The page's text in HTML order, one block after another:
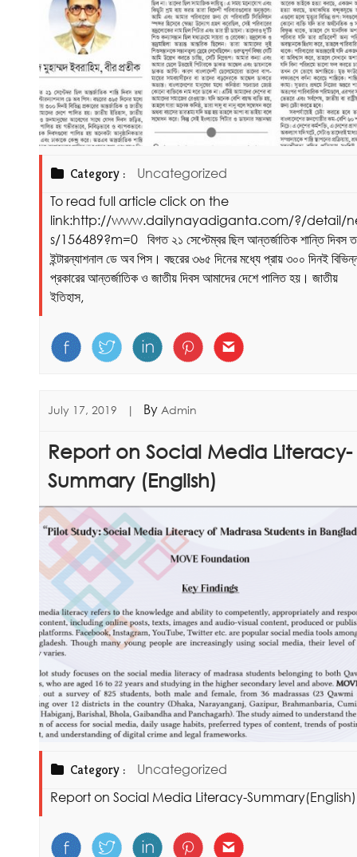
Category : Uncategorized
To read full article click on the
link:http://www.dailynayadiganta.com/?/detail/
s/156489?m=0 বিগত ২১ সেপ্টেম্বর ছিল আন্তর্জাতিক শান্তি দিবস
ইন্টারন্যাশনাল ডে অব পিস। বছরের ৩৬৫ দিনের মধ্যে প্রায় ৩০০ দিনই
প্রকারের আন্তর্জাতিক ও জাতীয় দিবস আমাদের দেশে পালিত হয়। জাতীয়
ইতিহাস,
July 17, 2019 By Admin
Report on Social Media Literacy-
Summary (English)
Category : Uncategorized
Report on Social Media Literacy-Summary(English)